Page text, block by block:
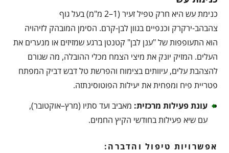
כנימת עש היא חרק טפיל זעיר (1–2 מ"מ) בעל גוף
צהבהב-ירקרק וכנפיים בגוון לבן-קרם. הסימן המובהק לזיהויה
הוא התעופפות של "ענן לבן" קטנטן ברגע שמזיזים או מנערים את
העלים. המזיק יונק את מיצי הצמח מכלי ההובלה, מה שגורם
להצהבת עלים, עיוותים בצימוח והפרשת טל דבש דביק המפתח
פטריית פיח ומפחית את יעילות הפוטוסינתזה.
עונת פעילות מרכזית: מאביב ועד סתיו (מרץ–אוקטובר),
עם שיא פעילות בחודשי הקיץ החמים.
אפשרויות טיפול והדברה: